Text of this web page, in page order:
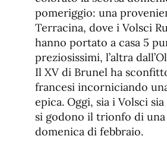
pomeriggio: una
Terracina, dove i Volsci
hanno portato a casa 5
preziosissimi, l’altra
Il XV di Brunel ha
francesi incorniciando
epica. Oggi, sia i Volsci
si godono il trionfo di
domenica di febbraio.